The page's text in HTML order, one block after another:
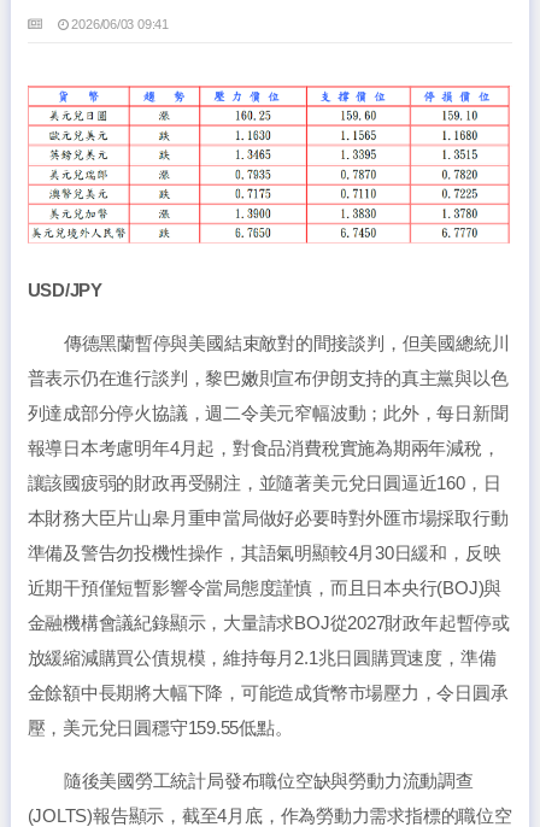
2026/06/03 09:41
USD/JPY
傳德黑蘭暫停與美國結束敵對的間接談判，但美國總統川
普表示仍在進行談判，黎巴嫩則宣布伊朗支持的真主黨與以色
列達成部分停火協議，週二令美元窄幅波動；此外，每日新聞
報導日本考慮明年4月起，對食品消費稅實施為期兩年減稅，
讓該國疲弱的財政再受關注，並隨著美元兌日圓逼近160，日
本財務大臣片山皋月重申當局做好必要時對外匯市場採取行動
準備及警告勿投機性操作，其語氣明顯較4月30日緩和，反映
近期干預僅短暫影響令當局態度謹慎，而且日本央行(BOJ)與
金融機構會議紀錄顯示，大量請求BOJ從2027財政年起暫停或
放緩縮減購買公債規模，維持每月2.1兆日圓購買速度，準備
金餘額中長期將大幅下降，可能造成貨幣市場壓力，令日圓承
壓，美元兌日圓穩守159.55低點。
隨後美國勞工統計局發布職位空缺與勞動力流動調查
(JOLTS)報告顯示，截至4月底，作為勞動力需求指標的職位空